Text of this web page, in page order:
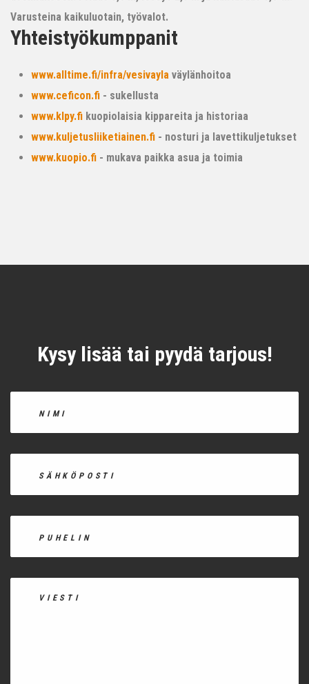
Varusteina kaikuluotain, työvalot.
Yhteistyökumppanit
www.alltime.fi/infra/vesivayla väylänhoitoa
www.ceficon.fi - sukellusta
www.klpy.fi kuopiolaisia kippareita ja historiaa
www.kuljetusliiketiainen.fi - nosturi ja lavettikuljetukset
www.kuopio.fi - mukava paikka asua ja toimia
Kysy lisää tai pyydä tarjous!